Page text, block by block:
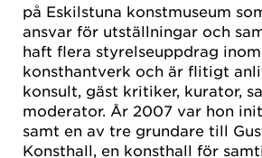
på Eskilstuna konstmuseum
ansvar för utställningar och
haft flera styrelseuppdrag
konsthantverk och är flitigt
konsult, gäst kritiker, kurator,
moderator. År 2007 var hon
samt en av tre grundare till
Konsthall, en konsthall för